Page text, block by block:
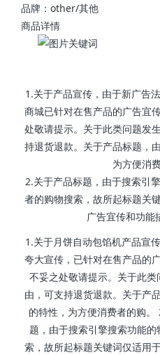
品牌：other/其他
商品详情
1.关于产品宣传，由于新广告
商城已针对在售产品的广告宜
处敬请提示。关于此类问题发
持退货退款。关于产品标题，
为方便消
2.关于产品标题，由于搜索引
者的购物搜索，故所起标题关
广告宜传和功能
1.关于月饼自动包馅机产品宣
夸大宣传，已针对在售产品的
不妥之处敬请提示。关于此
由，可支持退货退款。关于产
的特性，为方便消费者的购
题，由于搜索引擎搜索功能
索，故所起标题关键词仅适用